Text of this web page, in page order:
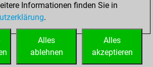
Informationen finden Sie in
.
Alles
akzeptieren
Alles
ablehnen